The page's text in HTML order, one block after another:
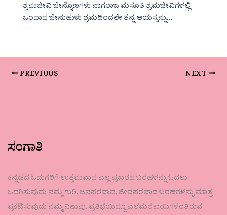
ಶ್ರಮಜೀವಿ ಜೇನ್ನೊಣಗಳು ನಾಗರಾಜ ಮಸೂತಿ ಶ್ರಮಜೀವಿಗಳಲ್ಲಿ
ಒಂದಾದ ಜೇನುಹುಳು ಶ್ರಮದಿಂದಲೇ ತನ್ನ ಆಯಸ್ಸನ್ನು…
PREVIOUS NEXT
ಸಂಗಾತಿ
ಕನ್ನಡದ ಓದುಗರಿಗೆ ಉತ್ತಮವಾದ ಎಲ್ಲ ಪ್ರಕಾರದ ಬರಹಳನ್ನು ಓದಲು
ಒದಗಿಸುವುದು ನಮ್ಮ ಗುರಿ. ಜನಪರವಾದ, ಜೀವಪರವಾದ ಬರಹಗಳನ್ನು ಮಾತ್ರ
ಪ್ರಕಟಿಸುವುದು ನಮ್ಮ ನಿಲುವು. ಪ್ರತಿಭೆಯಿದ್ದೂ ಎಲೆಮರೆಕಾಯಿಗಳಂತಿರುವ